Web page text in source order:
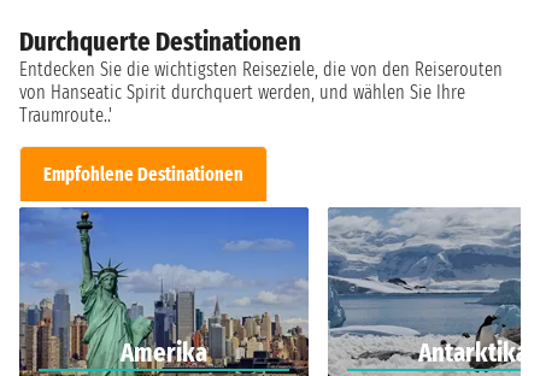
Durchquerte Destinationen
Entdecken Sie die wichtigsten Reiseziele, die von den Reiserouten
von Hanseatic Spirit durchquert werden, und wählen Sie Ihre
Traumroute..'
Empfohlene Destinationen
Amerika Antarktika